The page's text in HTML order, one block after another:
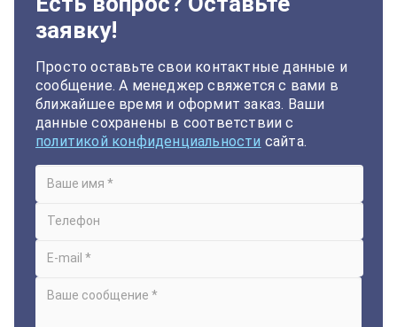
заявку!
Просто оставьте свои контактные данные и
сообщение. А менеджер свяжется с вами в
ближайшее время и оформит заказ. Ваши
данные сохранены в соответствии с
политикой конфиденциальности сайта.